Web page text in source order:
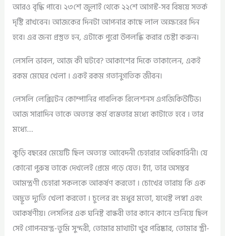
আরও বৃদ্ধি পাবে। ২৩শে জুলাই থেকে ২২শে আগস্ট-সব বিষয়ে সতর্ক
দৃষ্টি রাখবেন। আজকের দিনটা আপনার কাছে লাল অক্ষরের দিন
হবে। এর জন্য প্রস্তুত হন, এটাকে পুরো উপলব্ধি করার চেষ্টা করুন।
লেসলি ভাবল, আজ কী ঘটবে? আকাশের দিকে তাকালেন, একই
রকম মেঘের খেলা । একই রকম গতানুগতিক জীবন।
লেসলি লেক্সিটন কোম্পানির পাবলিক রিলেশনস এগজিকিউটিভ।
আজ সারাদিন তাকে অত্যন্ত কর্ম ব্যস্ততার মধ্যে কাটাতে হবে । তার
মধ্যে…
কুড়ি বছরের মেয়েটি ছিল অত্যন্ত আবেদনী চেহারার অধিকারিনী। যে
কোনো পুরুষ তাকে দেখলেই প্রেমে পড়ে যেত। হ্যাঁ, তার অসম্ভব
আমন্ত্রণী চেহারা সকলকে আকর্ষণ করতো । চোখের তারায় কি এক
অদ্ভূত দ্যুতি খেলা করতো । চুলের রং মধুর মতো, যথেষ্ট লম্বা এবং
আকর্ষণীয়। লেসলির এক ঘনিষ্ট বান্ধবী তার কানে কানে শুনিয়ে ছিল
সেই গোপনমন্ত্র-তুমি সুন্দরী, তোমার মাথাটা খুব পরিষ্কার, তোমার স্ত্রী-